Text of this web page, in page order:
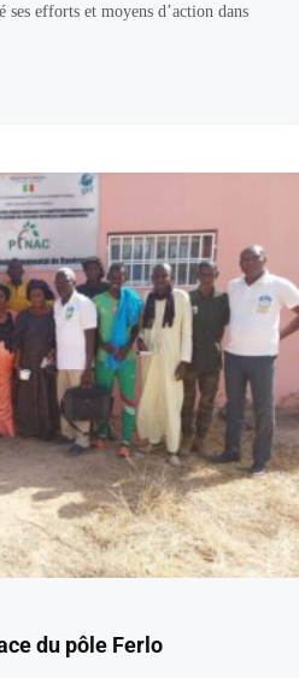
ses efforts et moyens d’action dans
du pôle Ferlo